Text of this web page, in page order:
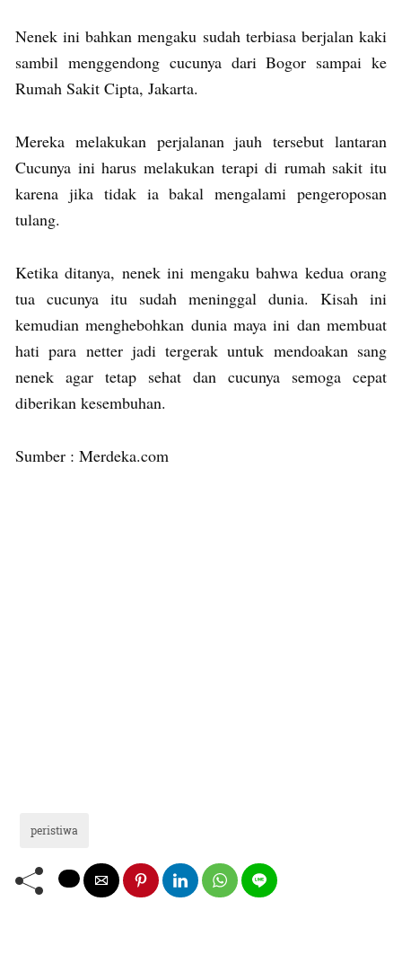
Nenek ini bahkan mengaku sudah terbiasa berjalan kaki
sambil menggendong cucunya dari Bogor sampai ke
Rumah Sakit Cipta, Jakarta.
Mereka melakukan perjalanan jauh tersebut lantaran
Cucunya ini harus melakukan terapi di rumah sakit itu
karena jika tidak ia bakal mengalami pengeroposan
tulang.
Ketika ditanya, nenek ini mengaku bahwa kedua orang
tua cucunya itu sudah meninggal dunia. Kisah ini
kemudian menghebohkan dunia maya ini dan membuat
hati para netter jadi tergerak untuk mendoakan sang
nenek agar tetap sehat dan cucunya semoga cepat
diberikan kesembuhan.
Sumber : Merdeka.com
peristiwa